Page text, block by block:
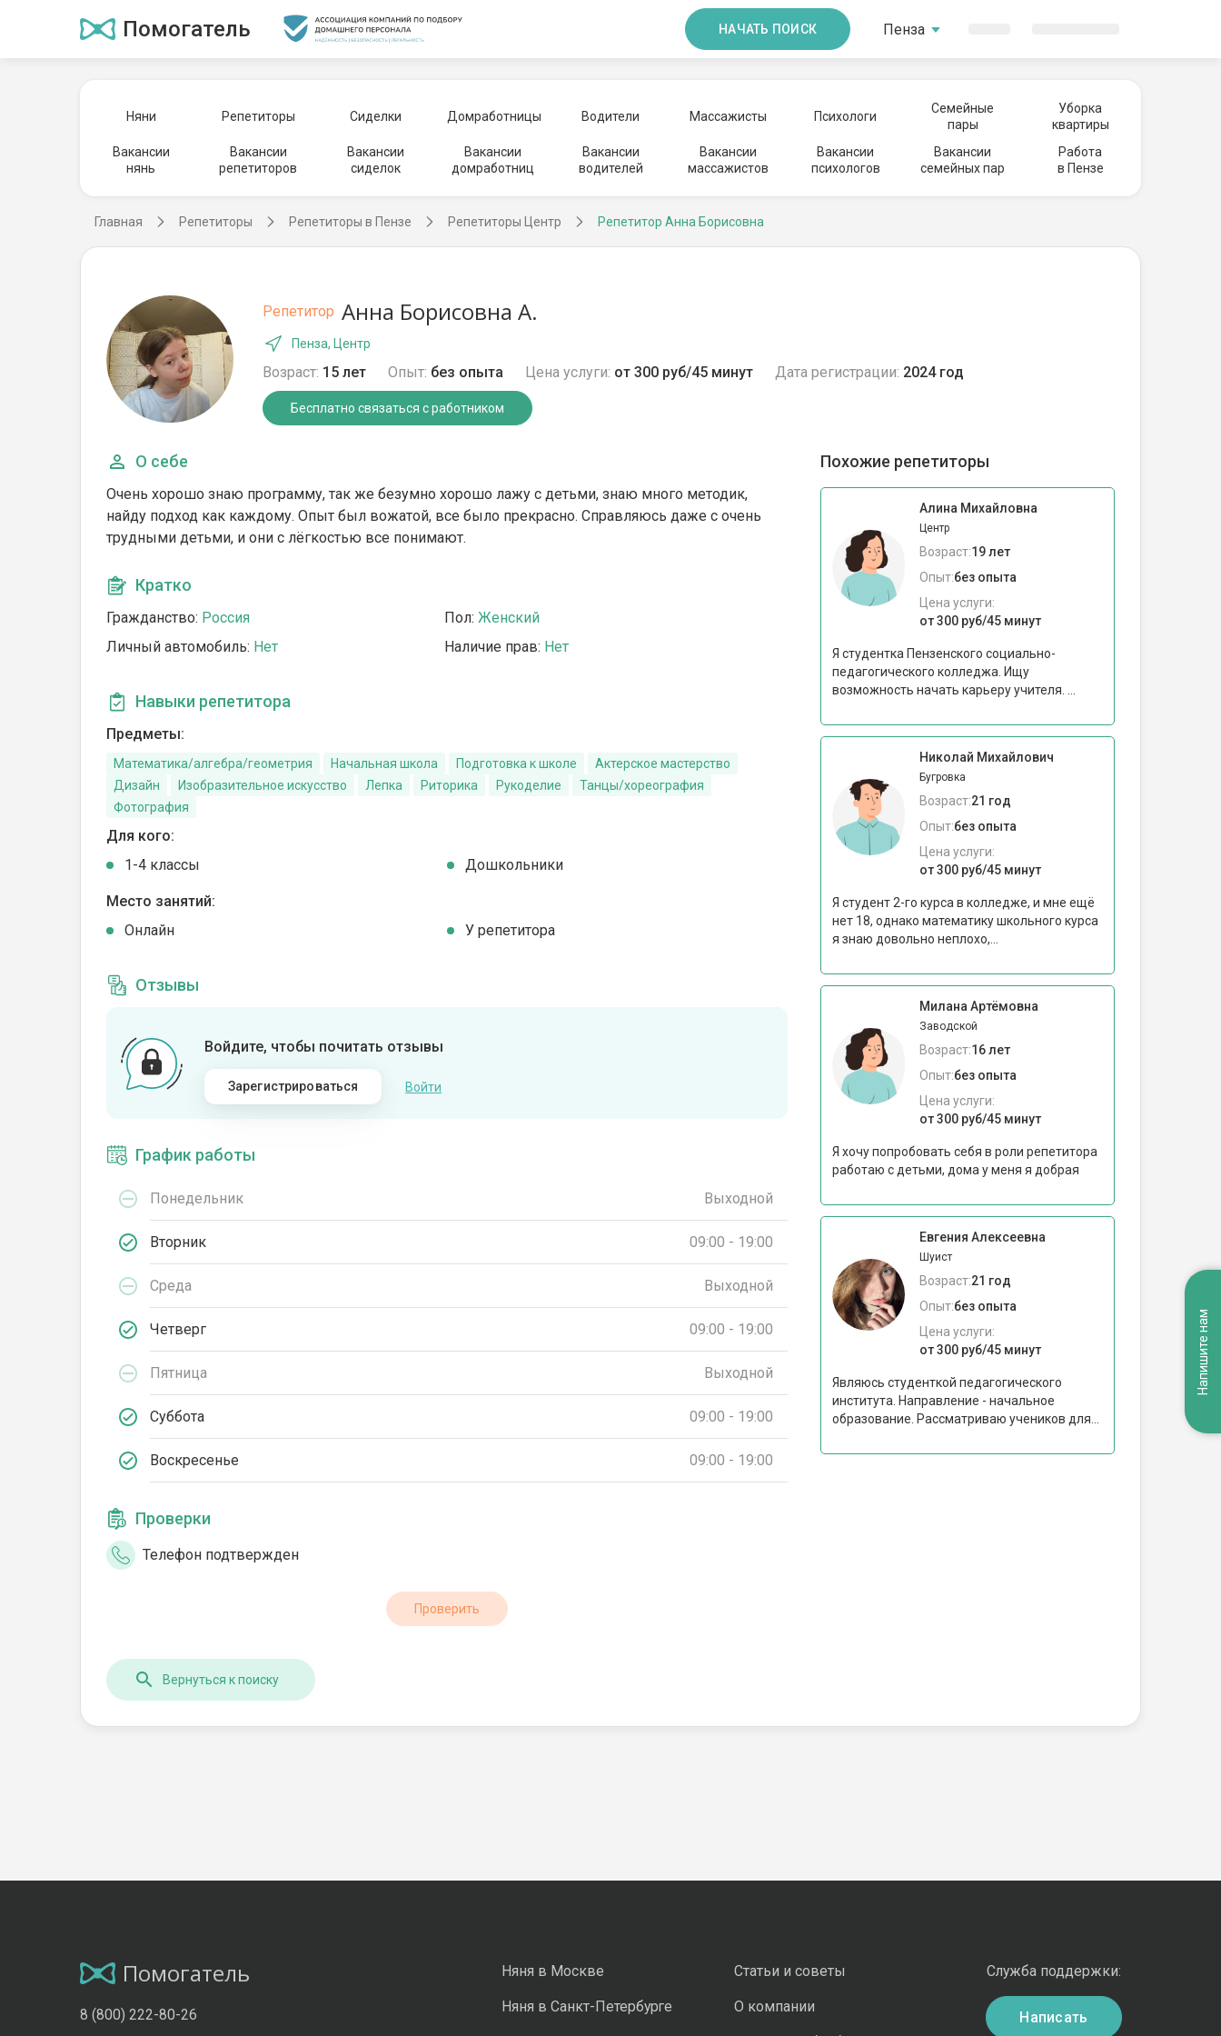
Помогатель НАЧАТЬ ПОИСК Пенза
Няни Репетиторы Сиделки Домработницы Водители Массажисты Психологи
Семейные
пары
Уборка
квартиры
Вакансии
нянь
Вакансии
репетиторов
Вакансии
сиделок
Вакансии
домработниц
Вакансии
водителей
Вакансии
массажистов
Вакансии
психологов
Вакансии
семейных пар
Работа
в Пензе
Главная Репетиторы Репетиторы в Пензе Репетиторы Центр Репетитор Анна Борисовна
Репетитор Анна Борисовна А.
Пенза, Центр
Возраст: 15 лет Опыт: без опыта Цена услуги: от 300 руб/45 минут Дата регистрации: 2024 год
Бесплатно связаться с работником
О себе
Очень хорошо знаю программу, так же безумно хорошо лажу с детьми, знаю много методик,
найду подход как каждому. Опыт был вожатой, все было прекрасно. Справляюсь даже с очень
трудными детьми, и они с лёгкостью все понимают.
Кратко
Гражданство: Россия Пол: Женский
Личный автомобиль: Нет Наличие прав: Нет
Навыки репетитора
Предметы:
Математика/алгебра/геометрия Начальная школа Подготовка к школе
Актерское мастерство
Дизайн
Изобразительное искусство Лепка Риторика Рукоделие
Танцы/хореография
Фотография
Для кого:
1-4 классы
Дошкольники
Место занятий:
Онлайн
У репетитора
Отзывы
Войдите, чтобы почитать отзывы
Зарегистрироваться Войти
График работы
Понедельник Выходной
Вторник 09:00 - 19:00
Среда Выходной
Четверг 09:00 - 19:00
Пятница Выходной
Суббота 09:00 - 19:00
Воскресенье 09:00 - 19:00
Проверки
Телефон подтвержден
Проверить
Похожие репетиторы
Алина Михайловна
Центр
Возраст:19 лет
Опыт:без опыта
Цена услуги:
от 300 руб/45 минут
Я студентка Пензенского социально-
педагогического колледжа. Ищу
возможность начать карьеру учителя. ...
Николай Михайлович
Бугровка
Возраст:21 год
Опыт:без опыта
Цена услуги:
от 300 руб/45 минут
Я студент 2-го курса в колледже, и мне ещё
нет 18, однако математику школьного курса
я знаю довольно неплохо,...
Милана Артёмовна
Заводской
Возраст:16 лет
Опыт:без опыта
Цена услуги:
от 300 руб/45 минут
Я хочу попробовать себя в роли репетитора
работаю с детьми, дома у меня я добрая
Евгения Алексеевна
Шуист
Возраст:21 год
Опыт:без опыта
Цена услуги:
от 300 руб/45 минут
Являюсь студенткой педагогического
института. Направление - начальное
образование. Рассматриваю учеников для...
Вернуться к поиску
Помогатель
8 (800) 222-80-26
Няня в Москве
Няня в Санкт-Петербурге
Статьи и советы
О компании
Служба поддержки:
Написать
Напишите нам